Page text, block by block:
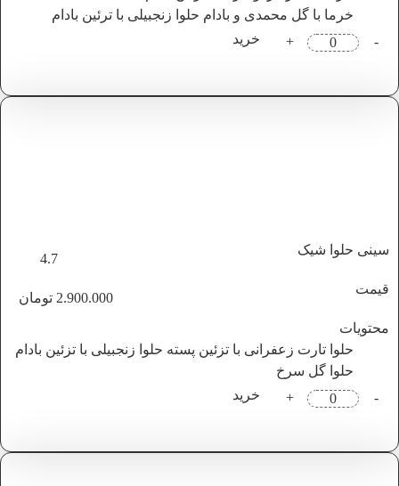
خرما با گل محمدی و بادام حلوا زنجبیلی با ترئین بادام
-
+ خرید
سینی حلوا شیک
4.7
قیمت
2.900.000 تومان
محتویات
حلوا تارت زعفرانی با تزئین پسته حلوا زنجبیلی با تزئین بادام
حلوا گل سرخ
-
+ خرید